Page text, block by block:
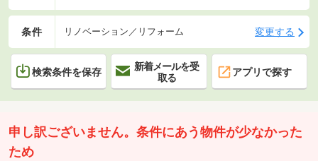
条件 リノベーション／リフォーム 変更する
検索条件を保存
新着メールを受
取る
アプリで探す
申し訳ございません。条件にあう物件が少なかった
ため